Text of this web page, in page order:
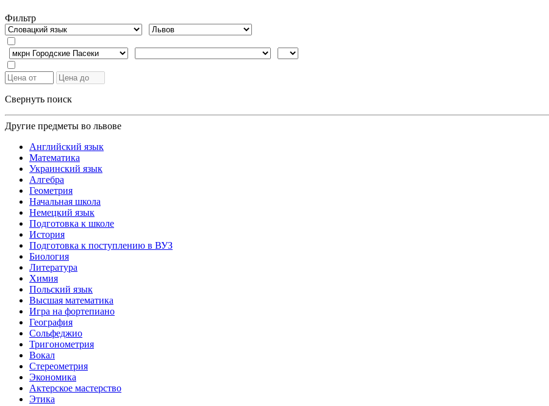
Фильтр
Свернуть поиск
Другие предметы во львове
Английский язык
Математика
Украинский язык
Алгебра
Геометрия
Начальная школа
Немецкий язык
Подготовка к школе
История
Подготовка к поступлению в ВУЗ
Биология
Литература
Химия
Польский язык
Высшая математика
Игра на фортепиано
География
Сольфеджио
Тригонометрия
Вокал
Стереометрия
Экономика
Актерское мастерство
Этика